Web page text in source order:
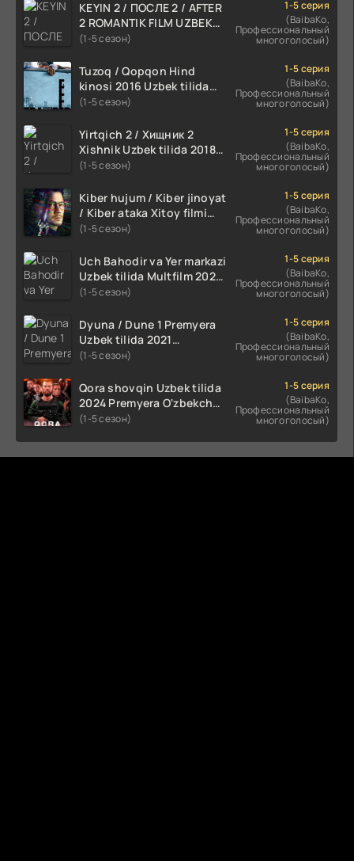
KEYIN 2 / ПОСЛЕ 2 / AFTER
2 ROMANTIK FILM UZBEK
TILIDA 2020 TARJIMA FILM
(1-5 сезон)
1-5 серия
(BaibaKo,
Профессиональный
многоголосый)
Tuzoq / Qopqon Hind
kinosi 2016 Uzbek tilida
tarjima film HD
(1-5 сезон)
1-5 серия
(BaibaKo,
Профессиональный
многоголосый)
Yirtqich 2 / Хищник 2
Xishnik Uzbek tilida 2018-
2024 O'zbekcha tarjima
(1-5 сезон)
1-5 серия
(BaibaKo,
Профессиональный
многоголосый)
Kiber hujum / Kiber jinoyat
/ Kiber ataka Xitoy filmi
Uzbek tilida O'zbekcha
HD skachat
(1-5 сезон)
1-5 серия
(BaibaKo,
Профессиональный
многоголосый)
Uch Bahodir va Yer markazi
Uzbek tilida Multfilm 2025
tarjima HD skachat
(1-5 сезон)
1-5 серия
(BaibaKo,
Профессиональный
многоголосый)
Dyuna / Dune 1 Premyera
Uzbek tilida 2021
O'zbekcha tarjima kino HD
(1-5 сезон)
1-5 серия
(BaibaKo,
Профессиональный
многоголосый)
Qora shovqin Uzbek tilida
2024 Premyera O'zbekcha
tarjima kino HD skachat
(1-5 сезон)
1-5 серия
(BaibaKo,
Профессиональный
многоголосый)